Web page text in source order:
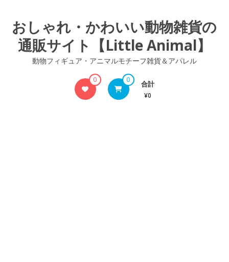
おしゃれ・かわいい動物雑貨の
通販サイト【Little Animal】
動物フィギュア・アニマルモチーフ雑貨＆アパレル
0 0 合計
¥0